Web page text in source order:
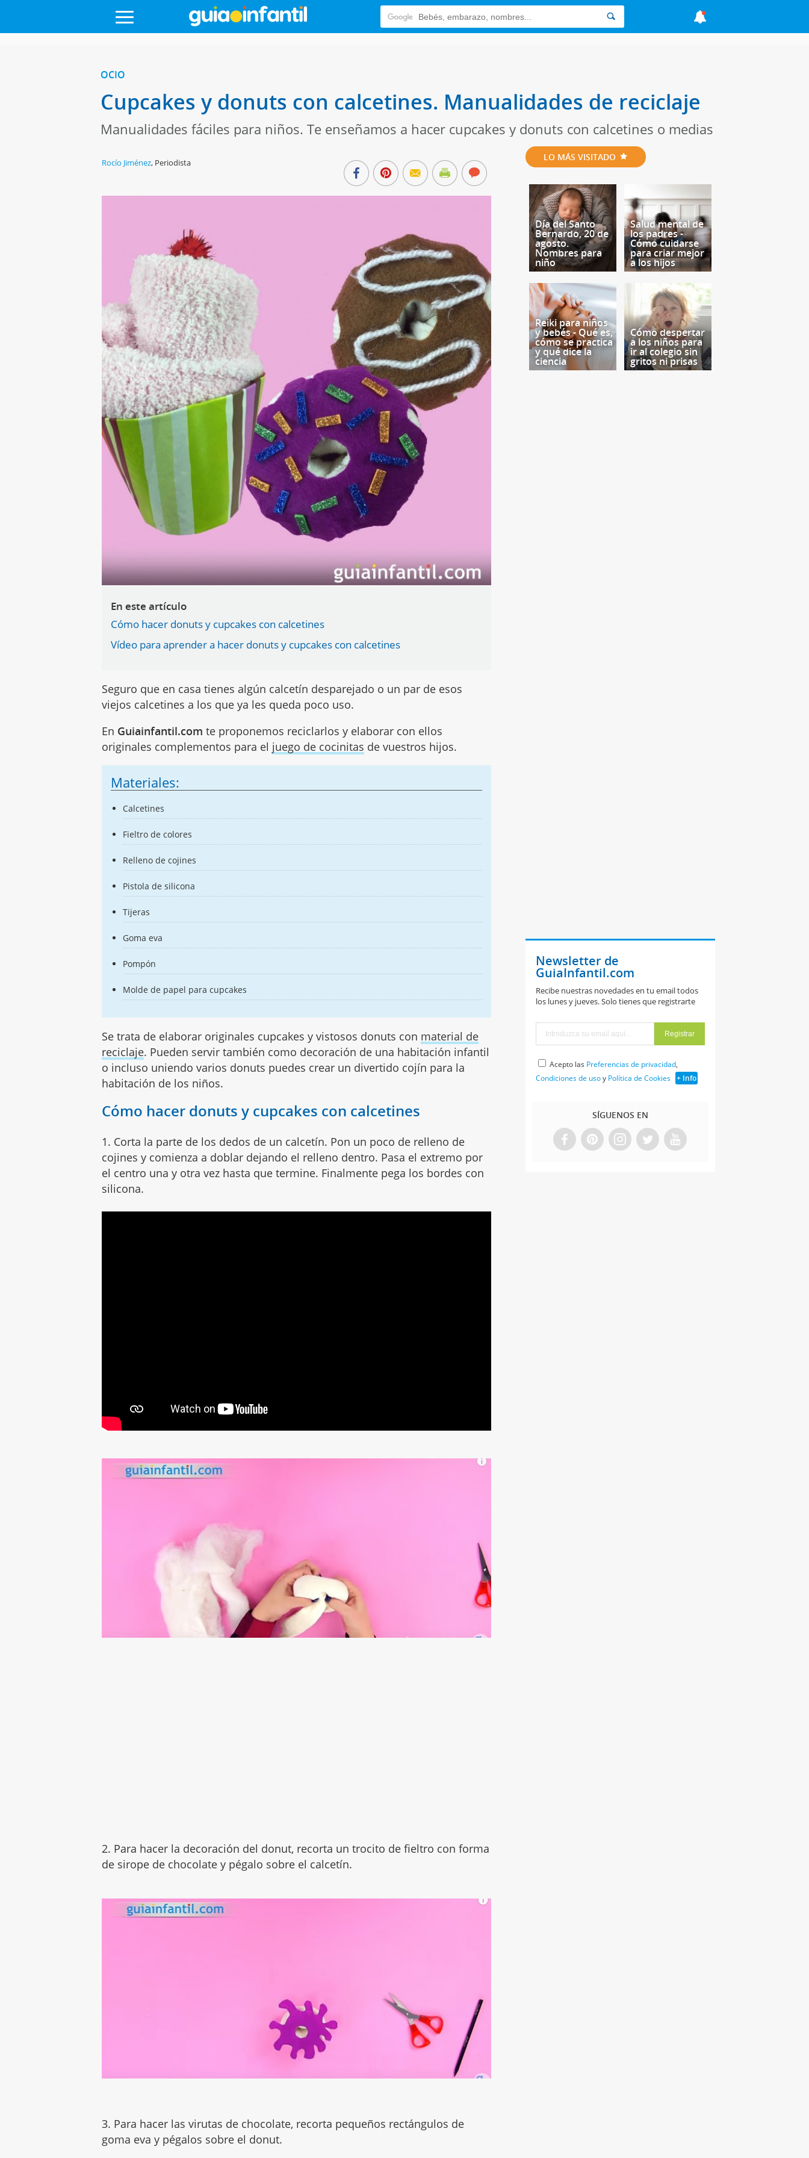
OCIO
Cupcakes y donuts con calcetines. Manualidades de reciclaje
Manualidades fáciles para niños. Te enseñamos a hacer cupcakes y donuts con calcetines o medias
Rocío Jiménez, Periodista
En este artículo
Cómo hacer donuts y cupcakes con calcetines
Vídeo para aprender a hacer donuts y cupcakes con calcetines
Seguro que en casa tienes algún calcetín desparejado o un par de esos
viejos calcetines a los que ya les queda poco uso.
En Guiainfantil.com te proponemos reciclarlos y elaborar con ellos
originales complementos para el juego de cocinitas de vuestros hijos.
Materiales:
Calcetines
Fieltro de colores
Relleno de cojines
Pistola de silicona
Tijeras
Goma eva
Pompón
Molde de papel para cupcakes
Se trata de elaborar originales cupcakes y vistosos donuts con material de
reciclaje. Pueden servir también como decoración de una habitación infantil
o incluso uniendo varios donuts puedes crear un divertido cojín para la
habitación de los niños.
Cómo hacer donuts y cupcakes con calcetines
1. Corta la parte de los dedos de un calcetín. Pon un poco de relleno de
cojines y comienza a doblar dejando el relleno dentro. Pasa el extremo por
el centro una y otra vez hasta que termine. Finalmente pega los bordes con
silicona.
2. Para hacer la decoración del donut, recorta un trocito de fieltro con forma
de sirope de chocolate y pégalo sobre el calcetín.
3. Para hacer las virutas de chocolate, recorta pequeños rectángulos de
goma eva y pégalos sobre el donut.
LO MÁS VISITADO
Día del Santo
Bernardo, 20 de
agosto.
Nombres para
niño
Salud mental de
los padres -
Cómo cuidarse
para criar mejor
a los hijos
Reiki para niños
y bebés - Qué es,
cómo se practica
y qué dice la
ciencia
Cómo despertar
a los niños para
ir al colegio sin
gritos ni prisas
Newsletter de
GuiaInfantil.com
Recibe nuestras novedades en tu email todos
los lunes y jueves. Solo tienes que registrarte
Acepto las Preferencias de privacidad,
Condiciones de usoy Política de Cookies + Info
SÍGUENOS EN